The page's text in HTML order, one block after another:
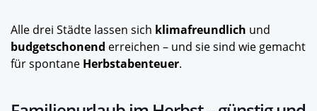
Alle drei Städte lassen sich klimafreundlich und
budgetschonend erreichen – und sie sind wie gemacht
für spontane Herbstabenteuer.